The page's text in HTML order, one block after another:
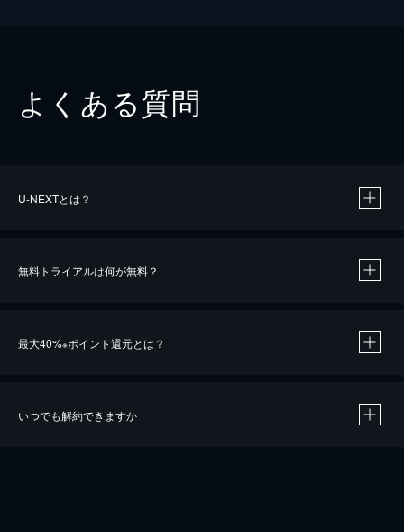
よくある質問
U-NEXTとは？
無料トライアルは何が無料？
最大40%※ポイント還元とは？
いつでも解約できますか